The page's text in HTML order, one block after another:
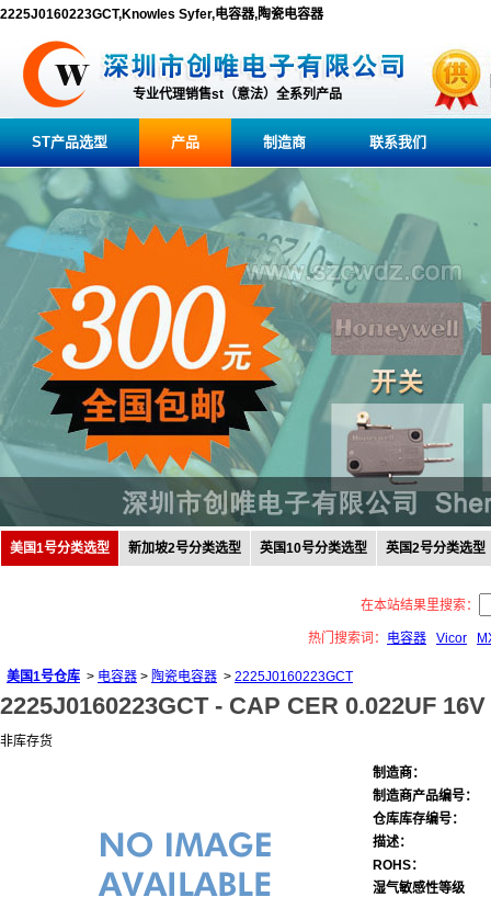
2225J0160223GCT,Knowles Syfer,电容器,陶瓷电容器
专业代理销售st（意法）全系列产品
ST产品选型 产品 制造商 联系我们
美国1号分类选型 新加坡2号分类选型 英国10号分类选型 英国2号分类选型
在本站结果里搜索：
热门搜索词： 电容器 Vicor
美国1号仓库 > 电容器 > 陶瓷电容器 > 2225J0160223GCT
2225J0160223GCT - CAP CER 0.022UF
非库存货
制造商：
制造商产品编号：
仓库库存编号：
描述：
ROHS：
湿气敏感性等级